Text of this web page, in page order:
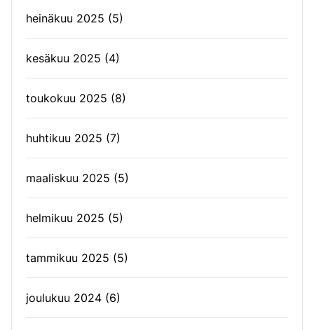
heinäkuu 2025 (5)
kesäkuu 2025 (4)
toukokuu 2025 (8)
huhtikuu 2025 (7)
maaliskuu 2025 (5)
helmikuu 2025 (5)
tammikuu 2025 (5)
joulukuu 2024 (6)